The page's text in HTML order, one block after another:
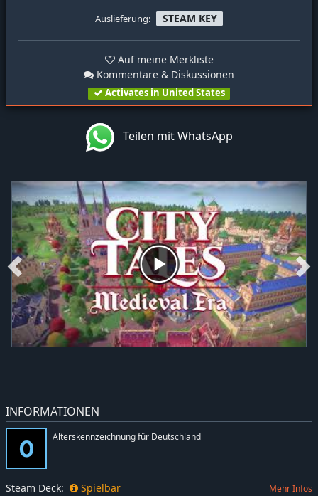
Auslieferung: STEAM KEY
Auf meine Merkliste
Kommentare & Diskussionen
Activates in United States
Teilen mit WhatsApp
INFORMATIONEN
Alterskennzeichnung für Deutschland
Steam Deck: Spielbar Mehr Infos